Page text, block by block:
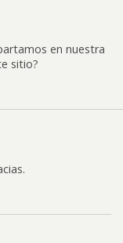
en nuestra
sitio?